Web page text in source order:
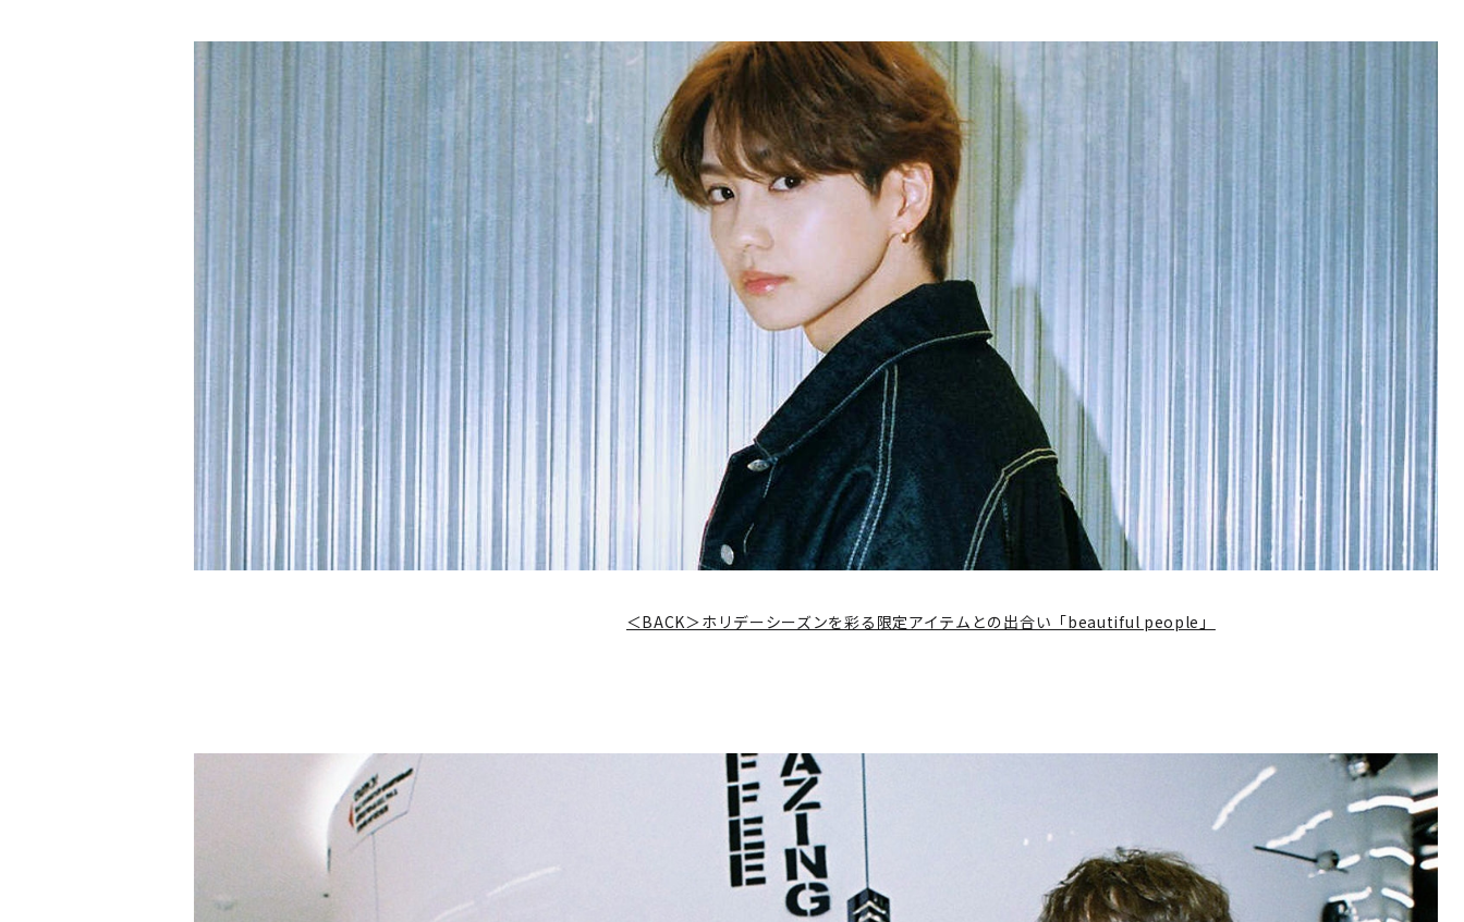
＜BACK＞ホリデーシーズンを彩る限定アイテムとの出合い「beautiful people」